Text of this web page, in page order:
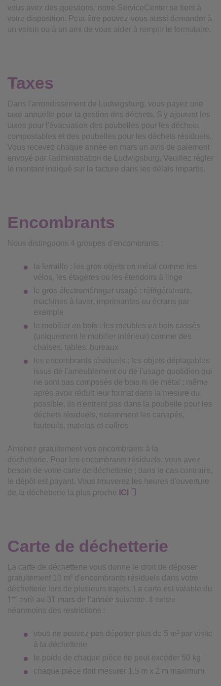
vous avez des questions, notre ServiceCenter se tient à
votre disposition. Peut-être pouvez-vous aussi demander à
un voisin ou à un ami de vous aider à remplir le formulaire.
Taxes
Dans l'arrondissement de Ludwigsburg, vous payez une
taxe annuelle pour la gestion des déchets. S'y ajoutent les
taxes pour l'évacuation des poubelles pour les déchets
compostables et des poubelles pour les déchets résiduels.
Vous recevez chaque année en mars un avis de paiement
envoyé par l'administration de Ludwigsburg. Veuillez régler
le montant indiqué sur la facture dans les délais impartis.
Encombrants
Nous distinguons 4 groupes d'encombrants :
la ferraille : les gros objets en métal comme les
vélos, les étagères ou les étendoirs à linge
le gros électroménager usagé : réfrigérateurs,
machines à laver, imprimantes ou écrans par
exemple
le mobilier en bois : les meubles en bois cassés
(uniquement le mobilier intérieur) comme des
chaises, tables, bureaux
les encombrants résiduels : les objets déplaçables
issus de l'ameublement ou de l'usage quotidien qui
ne sont pas composés de bois ni de métal ; même
après avoir réduit leur format dans la mesure du
possible, ils n'entrent pas dans la poubelle pour les
déchets résiduels, notamment les canapés,
fauteuils, matelas et coffres
Amenez gratuitement vos encombrants à la
déchetterie. Pour les encombrants résiduels, vous avez
besoin de votre carte de déchetterie ; dans le cas contraire,
le dépôt est payant. Vous trouverez les heures d'ouverture
de la déchetterie la plus proche ICI
Carte de déchetterie
La carte de déchetterie vous donne le droit de déposer
gratuitement 10 m³ d'encombrants résiduels dans votre
déchetterie lors de plusieurs trajets. La carte est valable du
1 er avril au 31 mars de l'année suivante. Il existe
néanmoins des restrictions :
vous ne pouvez pas déposer plus de 5 m³ par visite
à la déchetterie
le poids de chaque pièce ne peut excéder 50 kg
chaque pièce doit mesurer 1,5 m x 2 m maximum